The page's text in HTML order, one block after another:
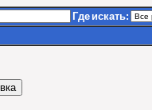
Где искать: